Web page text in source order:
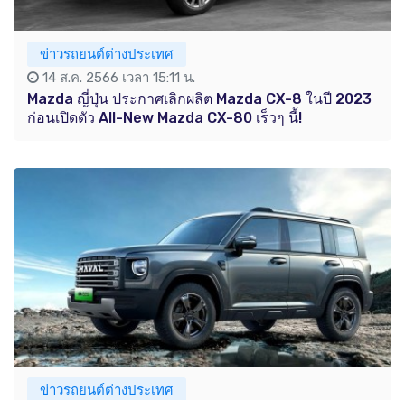
ข่าวรถยนต์ต่างประเทศ
14 ส.ค. 2566 เวลา 15:11 น.
Mazda ญี่ปุ่น ประกาศเลิกผลิต Mazda CX-8 ในปี 2023
ก่อนเปิดตัว All-New Mazda CX-80 เร็วๆ นี้!
ข่าวรถยนต์ต่างประเทศ